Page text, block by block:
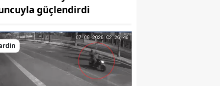
Bilecik
Bingöl
Bitlis
Bolu
güçlendirdi